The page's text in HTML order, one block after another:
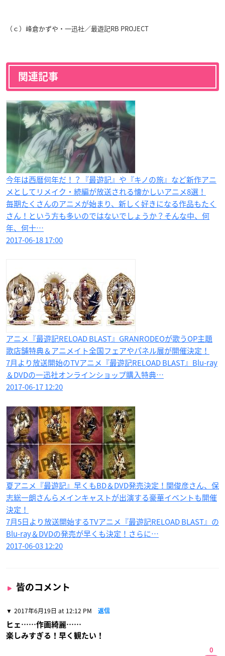
（ｃ）峰倉かずや・一迅社／最遊記RB PROJECT
関連記事
今年は西暦何年だ！？『最遊記』や『キノの旅』など新作アニ
メとしてリメイク・続編が放送される懐かしいアニメ8選！
毎期たくさんのアニメが始まり、新しく好きになる作品もたく
さん！という方も多いのではないでしょうか？そんな中、何
年、何十…
2017-06-18 17:00
アニメ​『最遊記RELOAD BLAST​』GRANRODEOが歌うOP主題
歌店舗特典＆アニメイト全国フェアやパネル展が開催決定！
7月より放送開始のTVアニメ『最遊記RELOAD BLAST』Blu-ray
＆DVDの一迅社オンラインショップ購入特典…
2017-06-17 12:20
夏アニメ『最遊記』早くもBD＆DVD発売決定！関俊彦さん、保
志総一朗さんらメインキャストが出演する豪華イベントも開催
決定！
7月5日より放送開始するTVアニメ『最遊記RELOAD BLAST』の
Blu-ray＆DVDの発売が早くも決定！さらに…
2017-06-03 12:20
皆のコメント
2017年6月19日 at 12:12 PM 返信
ヒェ……作画綺麗……
楽しみすぎる！早く観たい！
0